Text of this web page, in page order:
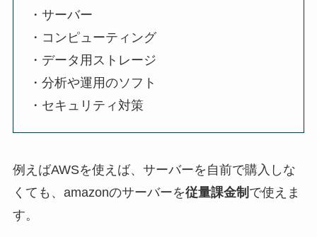
・サーバー
・コンピューティング
・データ用ストレージ
・分析や運用のソフト
・セキュリティ対策
例えばAWSを使えば、サーバーを自前で購入しな
くても、amazonのサーバーを従量課金制 で使えま
す。